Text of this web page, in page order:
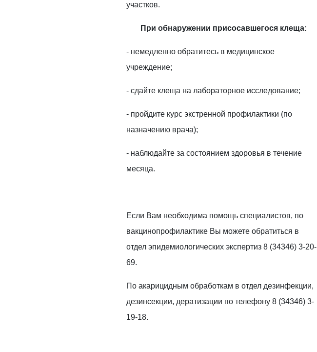
участков.
При обнаружении присосавшегося клеща:
- немедленно обратитесь в медицинское
учреждение;
- сдайте клеща на лабораторное исследование;
- пройдите курс экстренной профилактики (по
назначению врача);
- наблюдайте за состоянием здоровья в течение
месяца.
Если Вам необходима помощь специалистов, по
вакцинопрофилактике Вы можете обратиться в
отдел эпидемиологических экспертиз 8 (34346) 3-20-
69.
По акарицидным обработкам в отдел дезинфекции,
дезинсекции, дератизации по телефону 8 (34346) 3-
19-18.